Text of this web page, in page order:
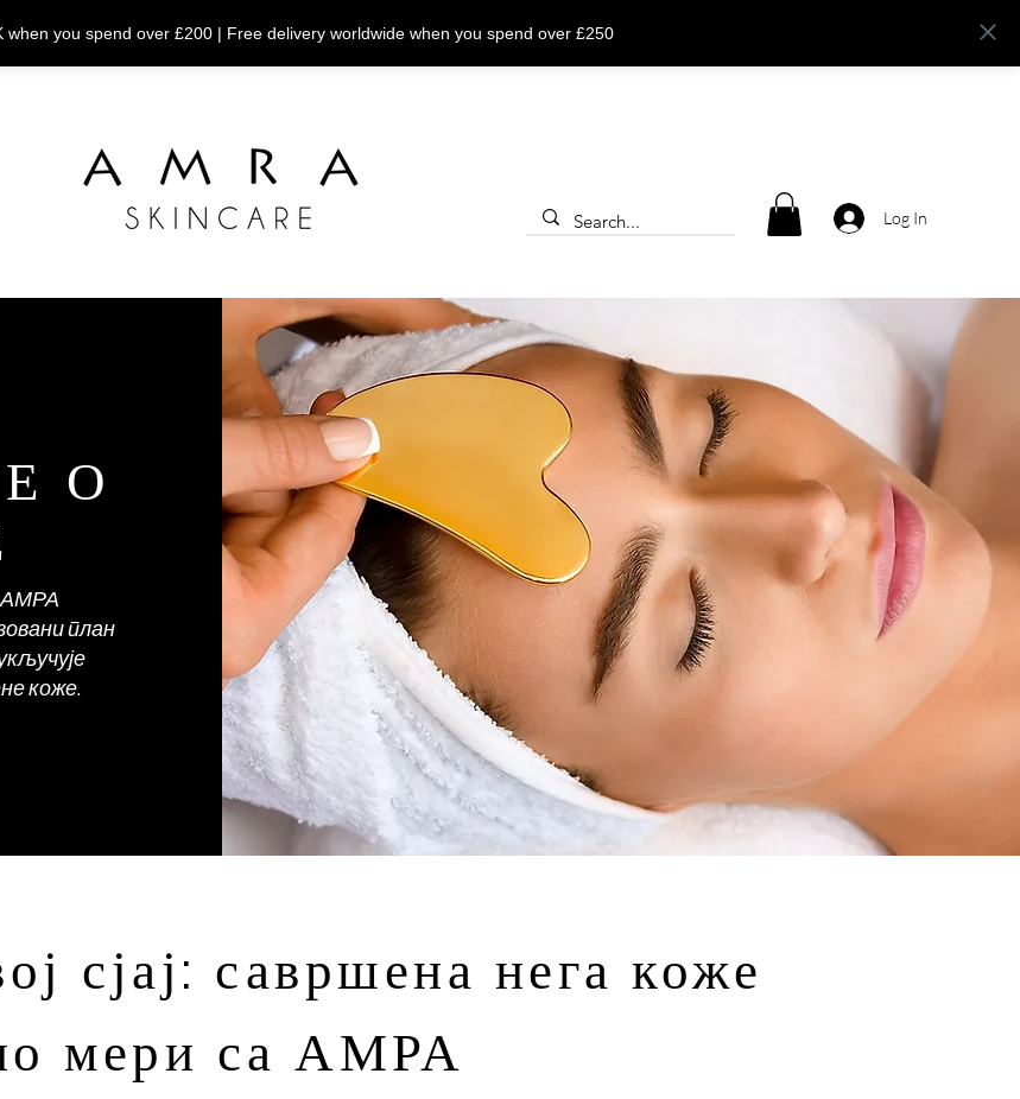
when you spend over £200 | Free delivery worldwide when you spend over £250
Log In
О
АМРА
план
коже.
сјај: савршена нега коже
мери са АМРА